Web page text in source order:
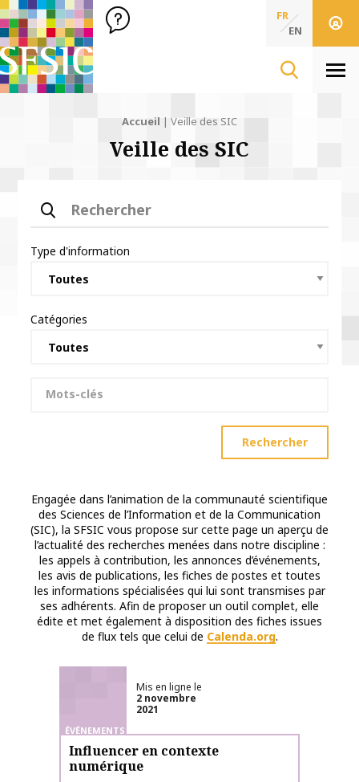
SFSIC Société Française des Sciences de l'Information & de
Société Française des Sciences
de l'Information
FR
EN
Accueil | Veille des SIC
Veille des SIC
Rechercher
Type d'information
Catégories
Mots-clés
Rechercher
Engagée dans l’animation de la communauté scientifique
des Sciences de l’Information et de la Communication
(SIC), la SFSIC vous propose sur cette page un aperçu de
l’actualité des recherches menées dans notre discipline :
les appels à contribution, les annonces d’événements,
les avis de publications, les fiches de postes et toutes
les informations spécialisées qui lui sont transmises par
ses adhérents. Afin de proposer un outil complet, elle
édite et met également à disposition des fiches issues
de flux tels que celui de Calenda.org.
ÉVÉNEMENTS
Mis en ligne le
2 novembre
2021
Influencer en contexte
numérique